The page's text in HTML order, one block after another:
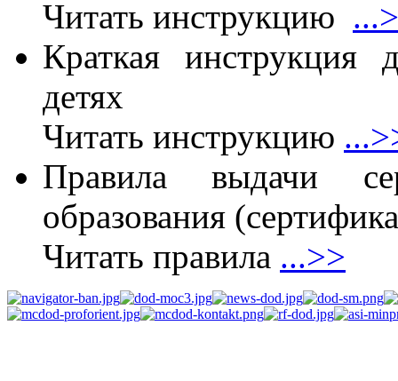
Читать инструкцию
Краткая инструкция
детях
Читать инструкцию
Правила выдачи
образования
Читать правила ...>>